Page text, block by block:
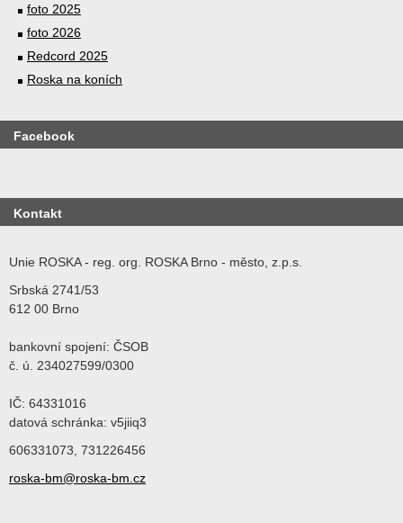
foto 2025
foto 2026
Redcord 2025
Roska na koních
Facebook
Kontakt
Unie ROSKA - reg. org. ROSKA Brno - město, z.p.s.
Srbská 2741/53
612 00 Brno
bankovní spojení: ČSOB
č. ú. 234027599/0300
IČ: 64331016
datová schránka: v5jiiq3
606331073, 731226456
roska-bm@roska-bm.cz